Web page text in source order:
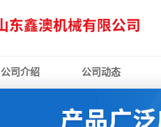
公司介绍 公司动态